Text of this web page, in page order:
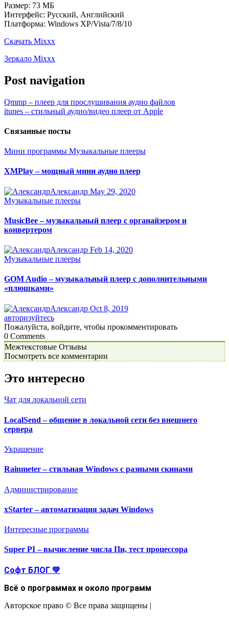
Размер: 73 МБ
Интерфейс: Русский, Английский
Платформа: Windows XP/Vista/7/8/10
Скачать Mixxx
Зеркало Mixxx
Post navigation
Qmmp – плеер для прослушивания аудио файлов
itunes – стильный аудио/видео плеер от Apple
Связанные посты
Мини программы Музыкальные плееры
XMPlay – мощный мини аудио плеер
Александр May 29, 2020
Музыкальные плееры
MusicBee – музыкальный плеер с органайзером и
конвертером
Александр Feb 14, 2020
Музыкальные плееры
GOM Audio – музыкальный плеер с дополнительными
«плюшками»
Александр Oct 8, 2019
авторизуйтесь
Пожалуйста, войдите, чтобы прокомментировать
0 Comments
Межтекстовые Отзывы
Посмотреть все комментарии
Это интересно
Чат для локальной сети
LocalSend – общение в локальной сети без внешнего
сервера
Украшение
Rainmeter – стильная Windows с разными скинами
Администрирование
xStarter – автоматизация задач Windows
Интересные программы
Super PI – вычисление числа Пи, тест процессора
Софт БЛОГ 💚
Всё о программах и около программ
Авторское право © Все права защищены |